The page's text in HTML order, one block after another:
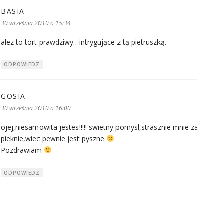
BASIA
30 września 2010 o 15:34
alez to tort prawdziwy…intrygujące z tą pietruszką.
ODPOWIEDZ
GOSIA
30 września 2010 o 16:00
ojej,niesamowita jestes!!!!! swietny pomysl,strasznie mnie
pieknie,wiec pewnie jest pyszne
Pozdrawiam
ODPOWIEDZ